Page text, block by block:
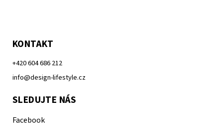
KONTAKT
+420 604 686 212
info@design-lifestyle.cz
SLEDUJTE NÁS
Facebook